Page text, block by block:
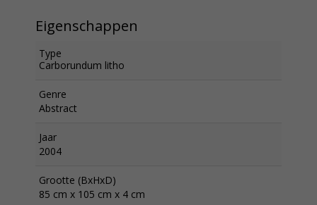
Eigenschappen
Type
Carborundum litho
Genre
Abstract
Jaar
2004
Grootte (BxHxD)
85 cm x 105 cm x 4 cm